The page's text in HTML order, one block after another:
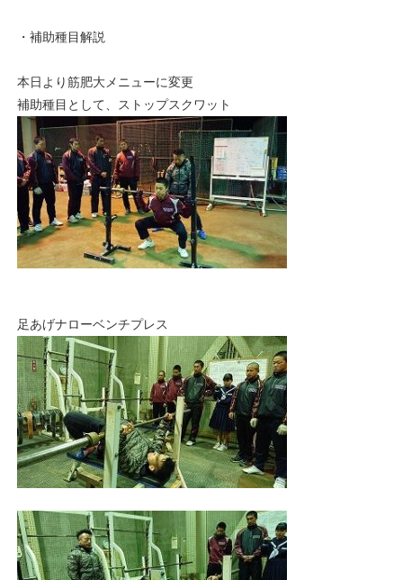
・補助種目解説
本日より筋肥大メニューに変更
補助種目として、ストップスクワット
足あげナローベンチプレス